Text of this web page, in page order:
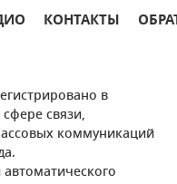
КОНТАКТЫ
в
связи,
коммуникаций